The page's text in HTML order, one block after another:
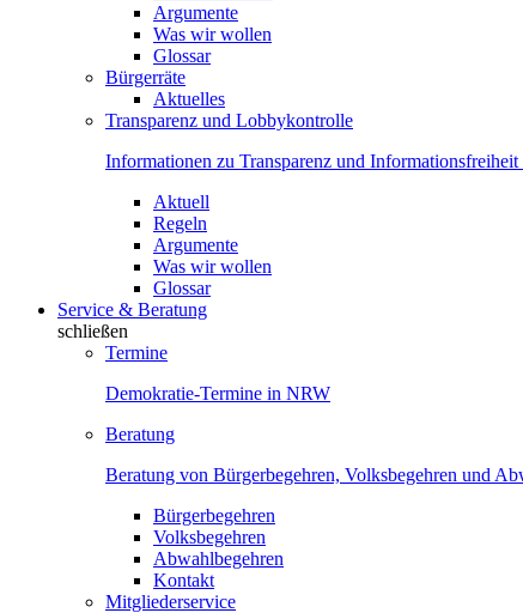
Argumente
Was wir wollen
Glossar
Bürgerräte
Aktuelles
Transparenz und Lobbykontrolle
Informationen zu Transparenz und
Aktuell
Regeln
Argumente
Was wir wollen
Glossar
Service & Beratung
schließen
Termine
Demokratie-Termine in NRW
Beratung
Beratung von Bürgerbegehren, Volksbegehren und
Bürgerbegehren
Volksbegehren
Abwahlbegehren
Kontakt
Mitgliederservice